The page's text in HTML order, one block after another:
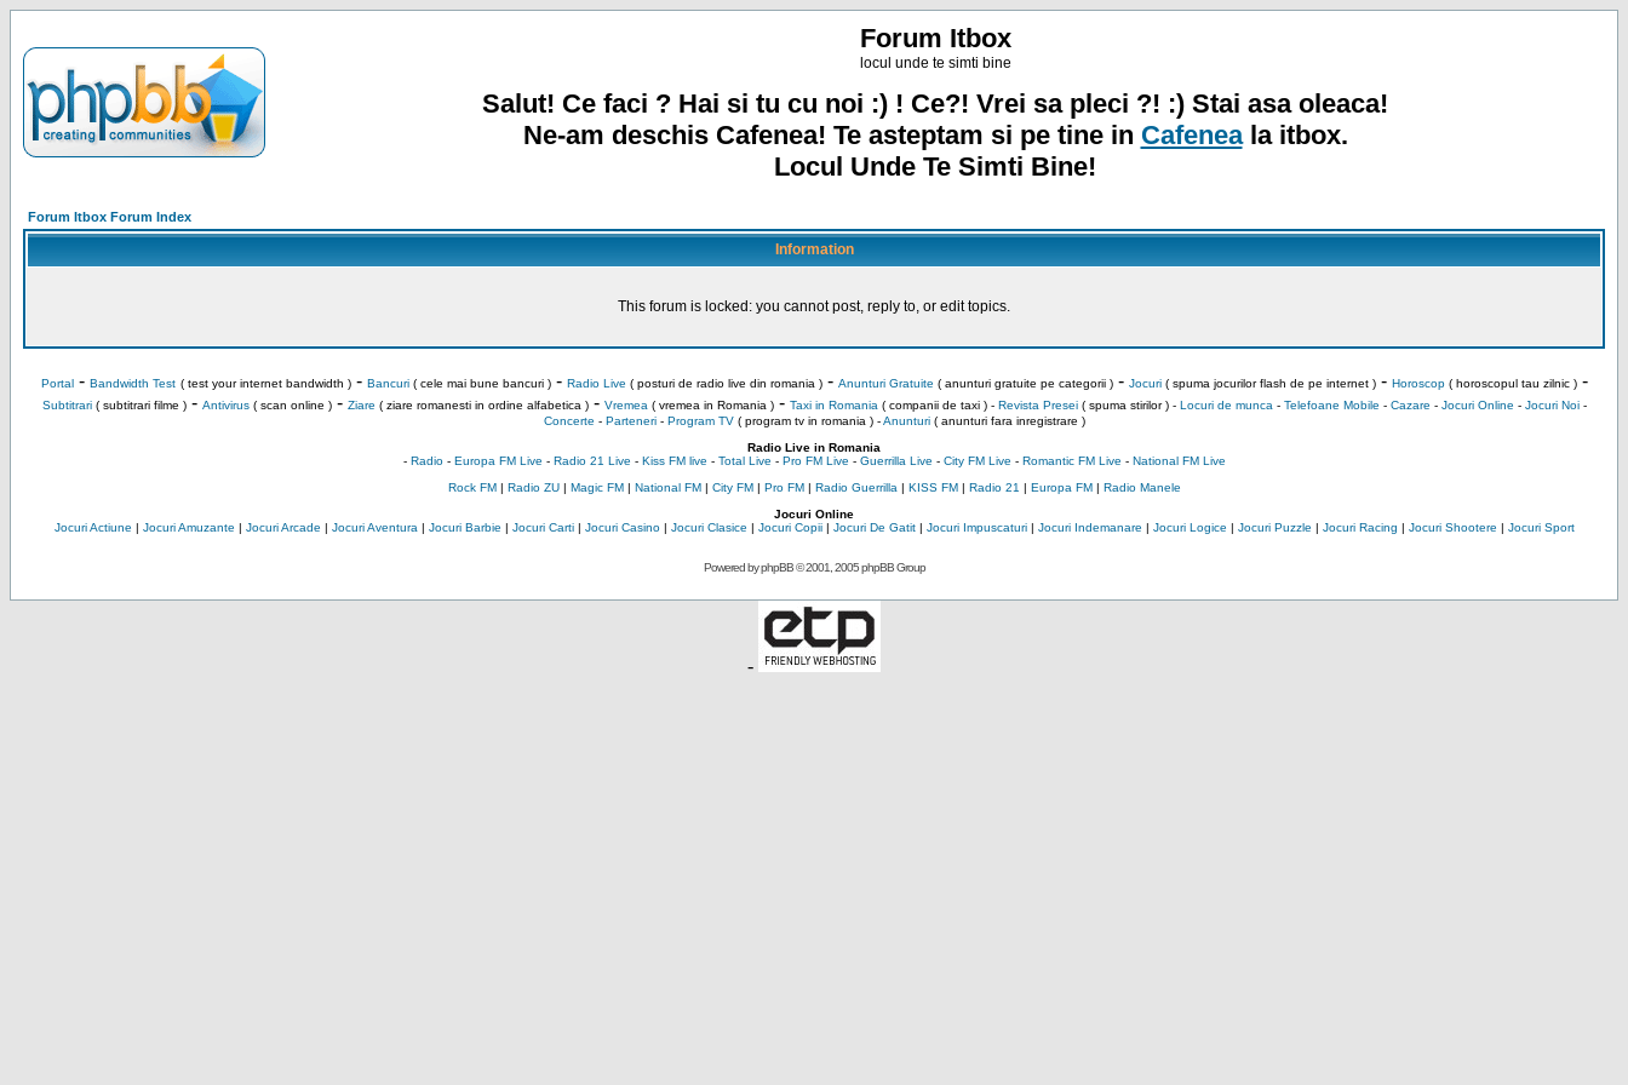
Forum Itbox
locul unde te simti bine
Salut! Ce faci ? Hai si tu cu noi :) ! Ce?! Vrei sa pleci ?! :) Stai asa oleaca!
Ne-am deschis Cafenea! Te asteptam si pe tine in Cafeneala itbox.
Locul Unde Te Simti Bine!
Forum Itbox Forum Index
Information
This forum is locked: you cannot post, reply to, or edit topics.
Portal- Bandwidth Test ( test your internet bandwidth )- Bancuri( cele mai bune bancuri )- Radio Live ( posturi de radio live din romania )- Anunturi Gratuite ( anunturi gratuite pe categorii )- Jocuri( spuma jocurilor flash de pe internet )- Horoscop( horoscopul tau zilnic )-
Subtitrari( subtitrari filme )- Antivirus( scan online )- Ziare ( ziare romanesti in ordine alfabetica )- Vremea ( vremea in Romania )- Taxi in Romania ( companii de taxi ) - Revista Presei( spuma stirilor ) - Locuri de munca - Telefoane Mobile - Cazare - Jocuri Online - Jocuri Noi-
Concerte - Parteneri- Program TV( program tv in romania )-Anunturi( anunturi fara inregistrare )
Radio Live in Romania
- Radio- Europa FM Live - Radio 21 Live - Kiss FM live - Total Live - Pro FM Live - Guerrilla Live - City FM Live - Romantic FM Live - National FM Live
Rock FM| Radio ZU| Magic FM| National FM| City FM| Pro FM| Radio Guerrilla | KISS FM| Radio 21 | Europa FM| Radio Manele
Jocuri Online
Jocuri Actiune | Jocuri Amuzante | Jocuri Arcade | Jocuri Aventura | Jocuri Barbie | Jocuri Carti| Jocuri Casino| Jocuri Clasice | Jocuri Copii| Jocuri De Gatit| Jocuri Impuscaturi| Jocuri Indemanare | Jocuri Logice | Jocuri Puzzle | Jocuri Racing | Jocuri Shootere | Jocuri Sport
Powered byphpBB© 2001, 2005 phpBB Group
-